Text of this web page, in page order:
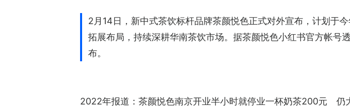
2月14日，新中式茶饮标杆品牌茶颜悦色正式对外宣布，计划于
拓展布局，持续深耕华南茶饮市场。据茶颜悦色小红书官方帐号
布。
2022年报道： 茶颜悦色南京开业半小时就停业一杯奶茶200元　仍